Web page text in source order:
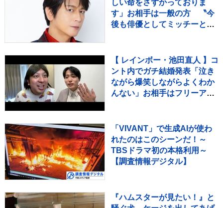
しい命をさずかっておりま
す」お相手は一般の方 〝今
後も俳優としてミッチーとし
【 レインボー・池田直人 】コ
ント内でガチ結婚発表「泣き
ながら爆笑しながらよくわか
んない」お相手はフリーアナ
「VIVANT」で生成AIが使わ
れたのはこのシーンだ！～
TBSドラマ初の本格利用～
【調査情報デジタル】
『ハムスターが見たい！』と